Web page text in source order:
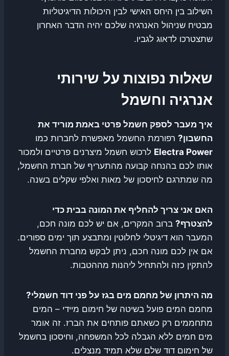
השילוב בין היחס האישי לבין היכולות הדיגיטליות
מבטיח שניהול האנרגיה שלכם יהיה הדבר האחרון
שתצטרכו לדאוג לגביו.
שאלות נפוצות על שירותי
אנרגיה וחשמל
איך מעבר לספק חשמל פרטי באמת מוריד את
החשבון? רפורמת החשמל מאפשרת לחברות כמו
Electra Power לרכוש חשמל מיצרנים פרטיים ולמכור
אותו לכם בהנחה קבועה מהתעריף של חברת החשמל,
מה שמתרגם לחיסכון של מאות ואלפי שקלים בשנה.
האם אני צריך להחליף את המונה בבית כדי
להצטרף? ברוב המקרים, אם יש לכם מונה חכם,
המעבר הוא דיגיטלי לחלוטין ומתבצע תוך ימים ספורים.
אם אין לכם מונה חכם, ניתן לבקש מחברת החשמל
להתקין כזה ולהתחיל ליהנות מההטבות.
מה היתרון של מחמם מים בגז על פני דוד חשמלי?
מחמם המים פועל בשיטה של חימום מיידי – המים
מתחממים רק כשאתם פותחים את הברז. זה אומר
מים חמים ללא הגבלה לכל המשפחה, וחיסכון בחשמל
של חימום דוד שלם שלא תמיד מנצלים.